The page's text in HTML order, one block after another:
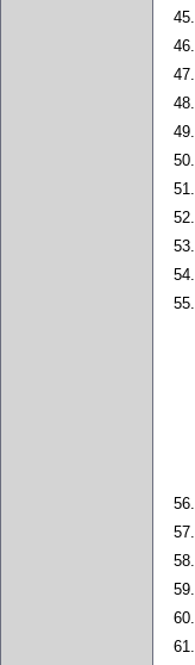
45.
46.
47.
48.
49.
50.
51.
52.
53.
54.
55.
56.
57.
58.
59.
60.
61.